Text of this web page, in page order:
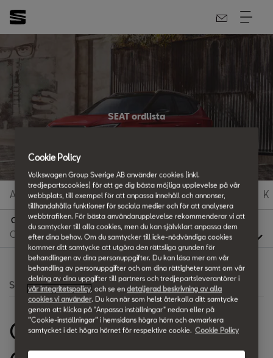
SEAT ordlista
A B C D E F G H I K
C
Search
Convenient Open-
Cookie Policy
Volkswagen Group Sverige AB använder cookies (inkl.
tredjepartscookies) för att ge dig bästa möjliga upplevelse på vår
webbplats, till exempel för att anpassa innehåll och annonser,
tillhandahålla funktioner för sociala medier och för att analysera
webbtrafiken. För bästa användarupplevelse rekommenderar vi att
du samtycker till alla cookies, men du kan självklart anpassa dem
efter dina behov. Om du samtycker till icke-nödvändiga cookies
kommer ditt samtycke att utgöra den rättsliga grunden för
behandlingen av dina personuppgifter. Du kan läsa mer om vår
behandling av personuppgifter och om dina rättigheter samt om vår
delning av dina uppgifter till partners och tredjepartsleverantörer i
vår integritetspolicy, och se en detaljerad beskrivning av alla
cookies vi använder. Du kan när som helst återkalla ditt samtycke
genom att klicka på "Anpassa inställningar" nedan eller på
”Cookie-inställningar” i hemsidans högra hörn och avmarkera
samtycket i det högra hörnet för respektive cookie. Cookie Policy